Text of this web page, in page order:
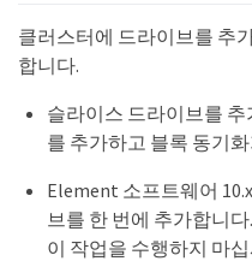
클러스터에 드라이브를 추
합니다.
슬라이스 드라이브를
를 추가하고 블록 동기
Element 소프트웨어
브를 한 번에 추가합니
이 작업을 수행하지 마